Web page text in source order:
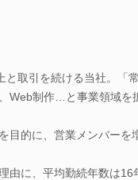
取引を続ける当社。「
Web制作…と事業領域を
目的に、営業メンバーを
由に、平均勤続年数は16